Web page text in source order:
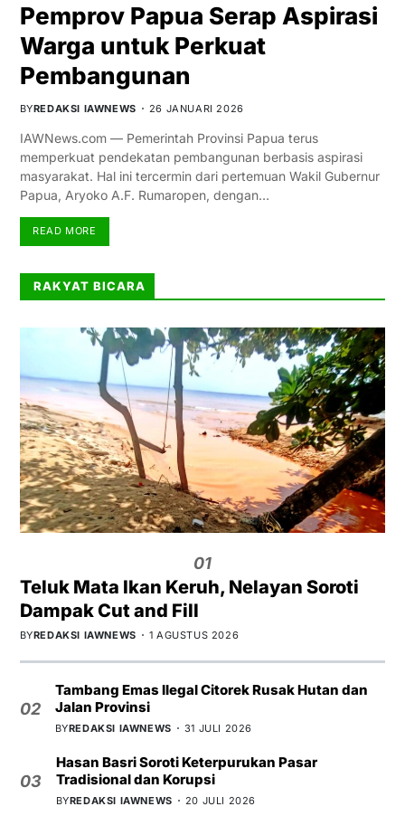
Pemprov Papua Serap Aspirasi
Warga untuk Perkuat
Pembangunan
BYREDAKSI IAWNEWS 26 JANUARI 2026
IAWNews.com — Pemerintah Provinsi Papua terus
memperkuat pendekatan pembangunan berbasis aspirasi
masyarakat. Hal ini tercermin dari pertemuan Wakil Gubernur
Papua, Aryoko A.F. Rumaropen, dengan…
READ MORE
RAKYAT BICARA
01
Teluk Mata Ikan Keruh, Nelayan Soroti
Dampak Cut and Fill
BYREDAKSI IAWNEWS 1 AGUSTUS 2026
02
Tambang Emas Ilegal Citorek Rusak Hutan dan
Jalan Provinsi
BYREDAKSI IAWNEWS 31 JULI 2026
03
Hasan Basri Soroti Keterpurukan Pasar
Tradisional dan Korupsi
BYREDAKSI IAWNEWS 20 JULI 2026